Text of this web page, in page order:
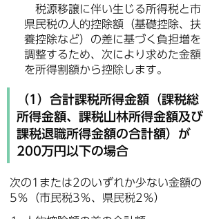
税源移譲に伴い生じる所得税と市
県民税の人的控除額（基礎控除、扶
養控除など）の差に基づく負担増を
調整するため、次により求めた金額
を所得割額から控除します。
（1）合計課税所得金額（課税総
所得金額、課税山林所得金額及び
課税退職所得金額の合計額）が
200万円以下の場合
次の1または2のいずれか少ない金額の
5％（市民税3％、県民税2％）